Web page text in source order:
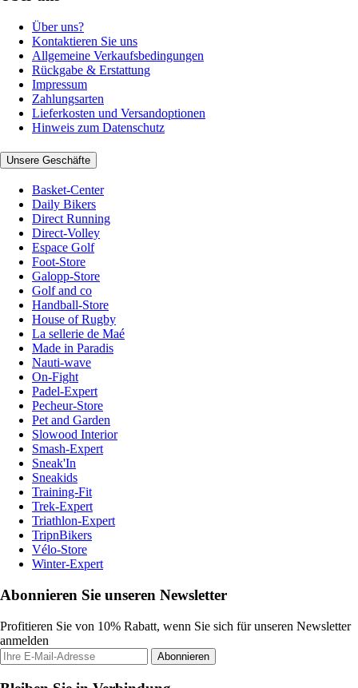
Über uns?
Kontaktieren Sie uns
Allgemeine Verkaufsbedingungen
Rückgabe & Erstattung
Impressum
Zahlungsarten
Lieferkosten und Versandoptionen
Hinweis zum Datenschutz
Unsere Geschäfte
Basket-Center
Daily Bikers
Direct Running
Direct-Volley
Espace Golf
Foot-Store
Galopp-Store
Golf and co
Handball-Store
House of Rugby
La sellerie de Maé
Made in Paradis
Nauti-wave
On-Fight
Padel-Expert
Pecheur-Store
Pet and Garden
Slowood Interior
Smash-Expert
Sneak'In
Sneakids
Training-Fit
Trek-Expert
Triathlon-Expert
TripnBikers
Vélo-Store
Winter-Expert
Abonnieren Sie unseren Newsletter
Profitieren Sie von 10% Rabatt, wenn Sie sich für unseren Newsletter
anmelden
Abonnieren